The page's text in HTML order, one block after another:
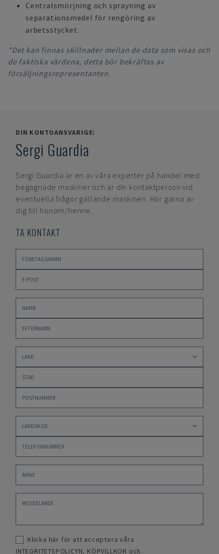
Centralsmörjning och sprayning av
separationsmedel för rengöring av
arbetsstycket.
*Det kan finnas skillnader mellan de data som visas och
de faktiska värdena, detta bör bekräftas av
försäljningsrepresentanten.
DIN KONTOANSVARIGE:
Sergi Guardia
Sergi Guardia är en av våra experter på handel med
begagnade maskiner och är din kontaktperson vid
eventuella frågor gällande maskinen. Hör gärna av
dig till honom/henne.
TA KONTAKT
Klicka här för att acceptera våra
INTEGRITETSPOLICYN, KÖPVILLKOR och